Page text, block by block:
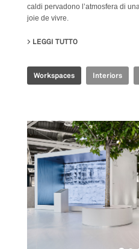
caldi pervadono l’atmosfera di
joie de vivre.
LEGGI TUTTO
Workspaces Interiors